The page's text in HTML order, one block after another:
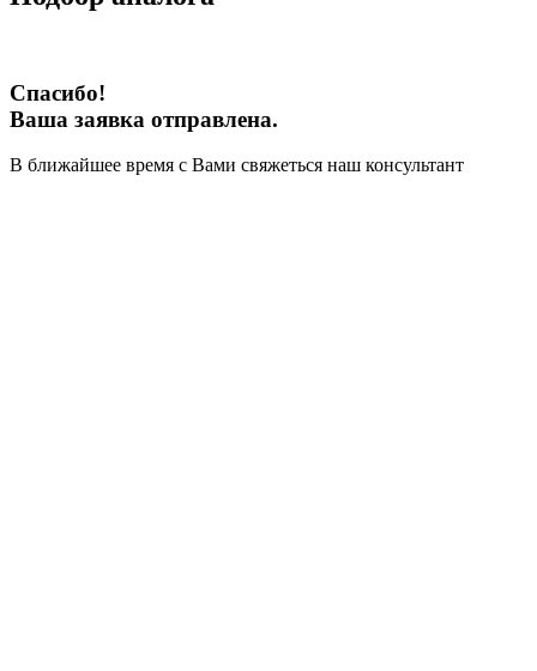
Спасибо!
Ваша заявка отправлена.
В ближайшее время с Вами свяжеться наш консультант